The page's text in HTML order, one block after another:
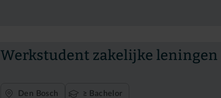
Werkstudent zakelijke leningen
Den Bosch ≥ Bachelor